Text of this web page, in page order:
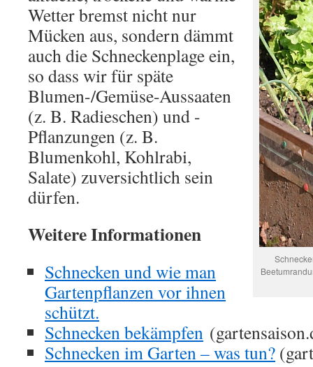
Wetter bremst nicht nur
Mücken aus, sondern dämmt
auch die Schneckenplage ein,
so dass wir für späte
Blumen-/Gemüse-Aussaaten
(z. B. Radieschen) und -
Pflanzungen (z. B.
Blumenkohl, Kohlrabi,
Salate) zuversichtlich sein
dürfen.
Weitere Informationen
Schnecken und wie man
Gartenpflanzen vor ihnen
schützt.
Schnecken bekämpfen
Schnecken im Garten – was tun?